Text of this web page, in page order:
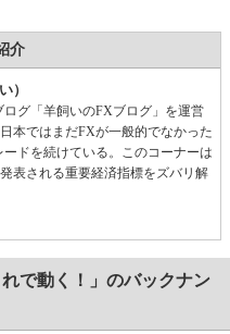
介
）
グ「羊飼いのFXブログ」を運営
本ではまだFXが一般的でなかった
ードを続けている。このコーナーは
表される重要経済指標をズバリ解
で動く！」のバックナン